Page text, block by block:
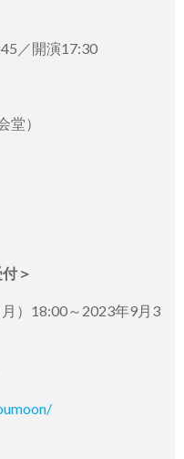
／開演17:30
堂）
＞
）18:00～2023年9月3